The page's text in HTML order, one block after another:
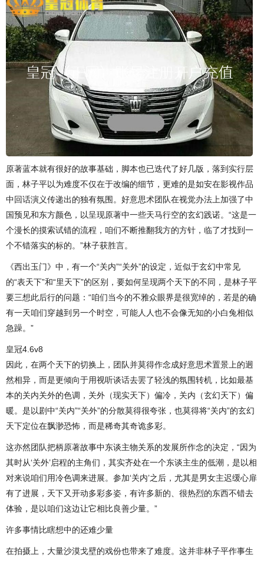
原著蓝本就有很好的故事基础，脚本也已迭代了好几版，落到实行层
面，林子平以为难度不仅在于改编的细节，更难的是如安在影视作品
中回话演义传递出的独有氛围。好意思术团队在视觉办法上加强了中
国预见和东方颜色，以呈现原著中一些天马行空的玄幻践诺。“这是一
个漫长的摸索试错的流程，咱们不断推翻我方的方针，临了才找到一
个不错落实的标的。”林子获胜言。
《西出玉门》中，有一个“关内”“关外”的设定，近似于玄幻中常见
的“表天下”和“里天下”的区别，要如何呈现两个天下的不同，是林子平
要三想此后行的问题：“咱们当今的不雅众眼界是很宽绰的，若是的确
有一天咱们穿越到另一个时空，可能人人也不会像无知的小白兔相似
急躁。”
皇冠4.6v8
因此，在两个天下的切换上，团队并莫得作念成好意思术置景上的迥
然相异，而是更倾向于用视听谈话去罢了轻浅的氛围转机，比如最基
本的关内关外的色调，关外（现实天下）偏冷，关内（玄幻天下）偏
暖。是以剧中“关内”“关外”的分散莫得很夸张，也莫得将“关内”的玄幻
天下定位在飘渺恐怖，而是稀奇其奇诡多彩。
这亦然团队把柄原著故事中东谈主物关系的发展所作念的决定，“因为
其时从‘关外’启程的主角们，其实齐处在一个东谈主生的低潮，是以相
对来说咱们用冷色调来进展。参加‘关内’之后，尤其是男女主迟缓心扉
有了进展，天下又开动多彩多姿，有许多新的、很热烈的东西不错去
体验，是以咱们这边让它相比良善少量。”
许多事情比瞎想中的还难少量
在拍摄上，大量沙漠戈壁的戏份也带来了难度。这并非林子平作事生